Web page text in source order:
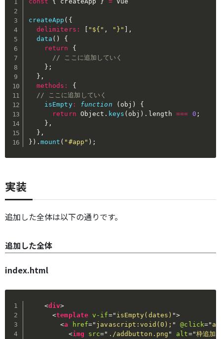
createApp ( {
delimiters : "${" , "}"
,
data ( )
{
return
{
// ここに追加していく
} ;
} ,
methods :
{
// ここに追加していく
isEmpty: function ( obj )
{
return Object . keys ( obj ) . length === 0 ;
} ,
} ,
} ) . mount ( "#app" ) ;
実装
追加した全体は以下の通りです。
追加した全体
index.html
<div>
<template v-if=" isEmpty(dates) ">
<a href=" javascript:void(0); " @click="
<img src=" ./addbutton.png " alt="枠追加